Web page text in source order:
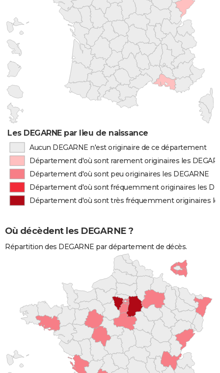
Les DEGARNE par lieu de naissance
Aucun DEGARNE n'est originaire de ce département
Département d'où sont rarement originaires les
Département d'où sont peu originaires les DEGARNE
Département d'où sont fréquemment originaires les
Département d'où sont très fréquemment originaires
Où décèdent les DEGARNE ?
Répartition des DEGARNE par département de décès.